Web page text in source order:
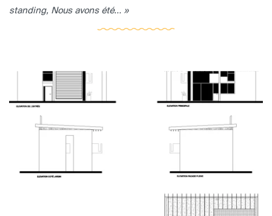
standing, Nous avons été... »